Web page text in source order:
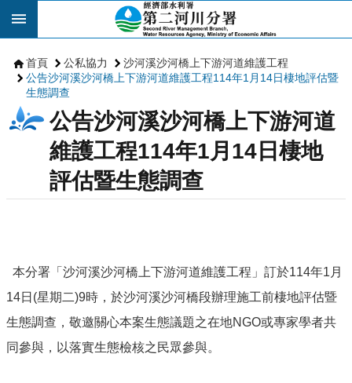
跳到主要內容區塊
首頁 公私協力
沙河溪沙河橋上下游河道維護工程
公告沙河溪沙河橋上下游河道維護工程114年1月14日棲地評估暨
生態調查
公告沙河溪沙河橋上下游河道
維護工程114年1月14日棲地
評估暨生態調查
本分署「沙河溪沙河橋上下游河道維護工程」訂於114年1月
14日(星期二)9時，於沙河溪沙河橋段辦理施工前棲地評估暨
生態調查，敬邀關心本案生態議題之在地NGO或專家學者共
同參與，以落實生態檢核之民眾參與。